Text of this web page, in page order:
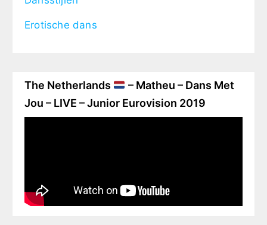
Erotische dans
The Netherlands
– Matheu – Dans Met
Jou – LIVE – Junior Eurovision 2019